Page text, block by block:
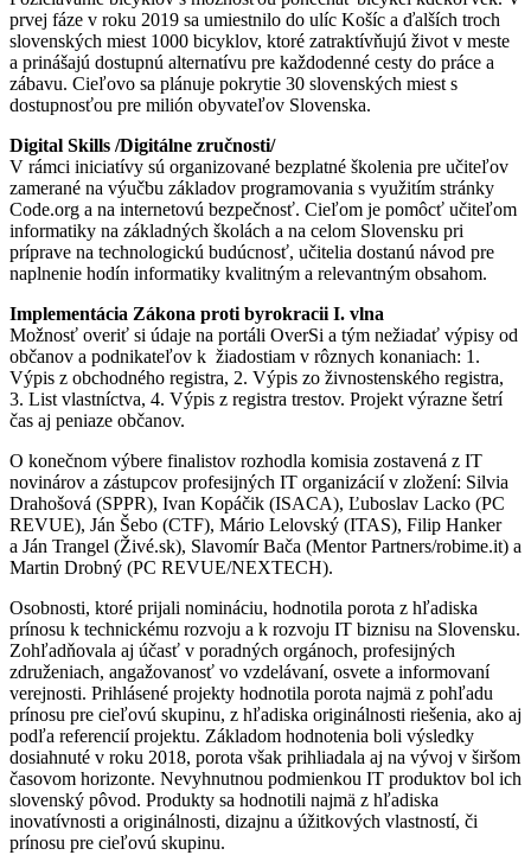
prvej fáze v roku 2019 sa umiestnilo do ulíc Košíc a ďalších troch
slovenských miest 1000 bicyklov, ktoré zatraktívňujú život v meste
a prinášajú dostupnú alternatívu pre každodenné cesty do práce a
zábavu. Cieľovo sa plánuje pokrytie 30 slovenských miest s
dostupnosťou pre milión obyvateľov Slovenska.
Digital Skills /Digitálne zručnosti/
V rámci iniciatívy sú organizované bezplatné školenia pre učiteľov
zamerané na výučbu základov programovania s využitím stránky
Code.org a na internetovú bezpečnosť. Cieľom je pomôcť učiteľom
informatiky na základných školách a na celom Slovensku pri
príprave na technologickú budúcnosť, učitelia dostanú návod pre
naplnenie hodín informatiky kvalitným a relevantným obsahom.
Implementácia Zákona proti byrokracii I. vlna
Možnosť overiť si údaje na portáli OverSi a tým nežiadať výpisy od
občanov a podnikateľov k žiadostiam v rôznych konaniach: 1.
Výpis z obchodného registra, 2. Výpis zo živnostenského registra,
3. List vlastníctva, 4. Výpis z registra trestov. Projekt výrazne šetrí
čas aj peniaze občanov.
O konečnom výbere finalistov rozhodla komisia zostavená z IT
novinárov a zástupcov profesijných IT organizácií v zložení: Silvia
Drahošová (SPPR), Ivan Kopáčik (ISACA), Ľuboslav Lacko (PC
REVUE), Ján Šebo (CTF), Mário Lelovský (ITAS), Filip Hanker
a Ján Trangel (Živé.sk), Slavomír Bača (Mentor Partners/robime.it) a
Martin Drobný (PC REVUE/NEXTECH).
Osobnosti, ktoré prijali nomináciu, hodnotila porota z hľadiska
prínosu k technickému rozvoju a k rozvoju IT biznisu na Slovensku.
Zohľadňovala aj účasť v poradných orgánoch, profesijných
združeniach, angažovanosť vo vzdelávaní, osvete a informovaní
verejnosti. Prihlásené projekty hodnotila porota najmä z pohľadu
prínosu pre cieľovú skupinu, z hľadiska originálnosti riešenia, ako aj
podľa referencií projektu. Základom hodnotenia boli výsledky
dosiahnuté v roku 2018, porota však prihliadala aj na vývoj v širšom
časovom horizonte. Nevyhnutnou podmienkou IT produktov bol ich
slovenský pôvod. Produkty sa hodnotili najmä z hľadiska
inovatívnosti a originálnosti, dizajnu a úžitkových vlastností, či
prínosu pre cieľovú skupinu.